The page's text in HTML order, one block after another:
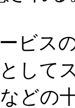
ビス
して
どの